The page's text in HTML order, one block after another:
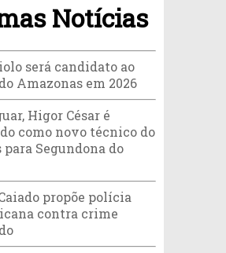
Notícias
será candidato ao
Amazonas em 2026
Higor César é
como novo técnico do
para Segundona do
propõe polícia
contra crime